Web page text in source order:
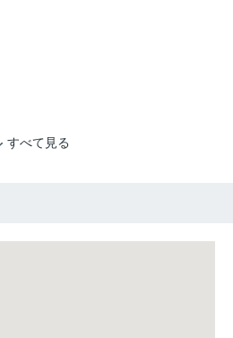
すべて見る